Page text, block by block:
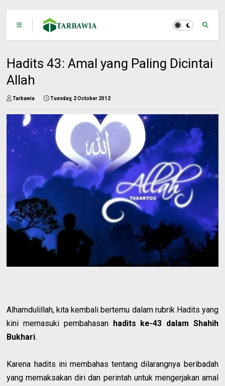
Hadits 43: Amal yang Paling Dicintai
Allah
Tarbawia Tuesday, 2 October 2012
Alhamdulillah, kita kembali bertemu dalam rubrik Hadits yang
kini memasuki pembahasan
hadits ke-43 dalam Shahih
Bukhari.
Karena hadits ini membahas tentang dilarangnya beribadah
yang memaksakan diri dan perintah untuk mengerjakan amal